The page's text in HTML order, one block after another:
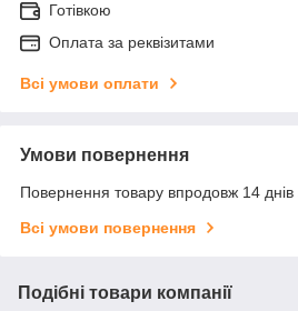
Готівкою
Оплата за реквізитами
Всі умови оплати
Умови повернення
Повернення товару впродовж 14 днів
Всі умови повернення
Подібні товари компанії